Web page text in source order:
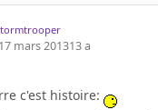
mars 201313 a
c'est histoire: